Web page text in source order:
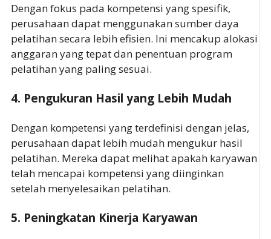
Dengan fokus pada kompetensi yang spesifik,
perusahaan dapat menggunakan sumber daya
pelatihan secara lebih efisien. Ini mencakup alokasi
anggaran yang tepat dan penentuan program
pelatihan yang paling sesuai.
4. Pengukuran Hasil yang Lebih Mudah
Dengan kompetensi yang terdefinisi dengan jelas,
perusahaan dapat lebih mudah mengukur hasil
pelatihan. Mereka dapat melihat apakah karyawan
telah mencapai kompetensi yang diinginkan
setelah menyelesaikan pelatihan.
5. Peningkatan Kinerja Karyawan